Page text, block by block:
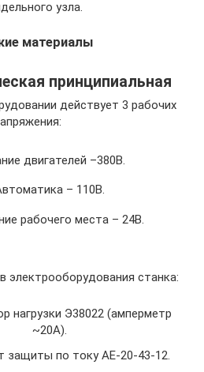
узла.
материалы
принципиальная
действует 3 рабочих
двигателей –380В.
– 110В.
рабочего места – 24В.
электрооборудования станка:
нагрузки Э38022 (амперметр
~20А).
защиты по току АЕ-20-43-12.